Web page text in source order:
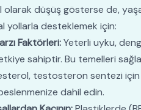
olarak düşüş gösterse de,
yollarla desteklemek için:
Faktörleri:Yeterli uyku,
sahiptir. Bu temelleri
testosteron sentezi için
dahil edin.